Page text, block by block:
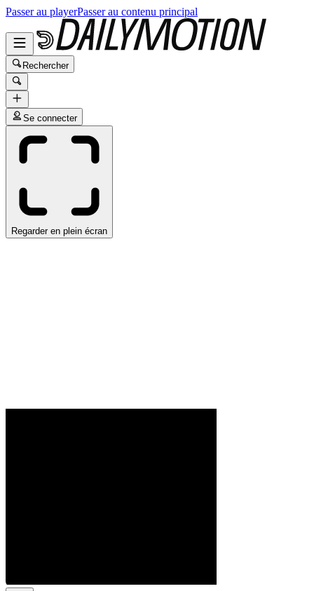
Passer au playerPasser au contenu principal
Rechercher
Se connecter
Regarder en plein écran